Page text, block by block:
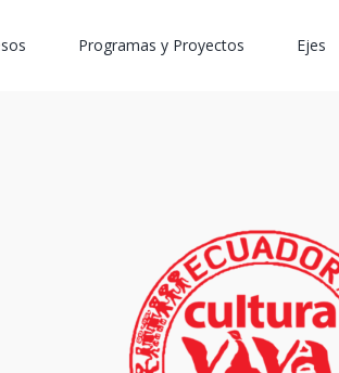
Programas y Proyectos Ejes